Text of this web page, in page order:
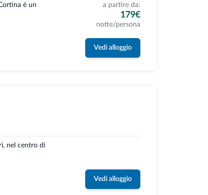
è un
a partire da:
179€
notte/persona
Vedi alloggio
nel centro di
Vedi alloggio